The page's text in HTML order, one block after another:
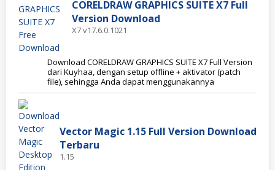
CORELDRAW GRAPHICS SUITE X7 Full
Version Download
X7 v17.6.0.1021
Download CORELDRAW GRAPHICS SUITE X7 Full Version
dari Kuyhaa, dengan setup offline + aktivator (patch
file), sehingga Anda dapat menggunakannya
Vector Magic 1.15 Full Version Download
Terbaru
1.15